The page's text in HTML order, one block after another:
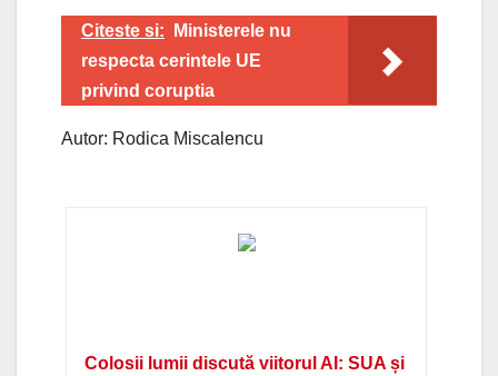
Citeste si:
Ministerele nu
respecta cerintele UE
privind coruptia
Autor: Rodica Miscalencu
Colosii lumii discută viitorul AI: SUA și